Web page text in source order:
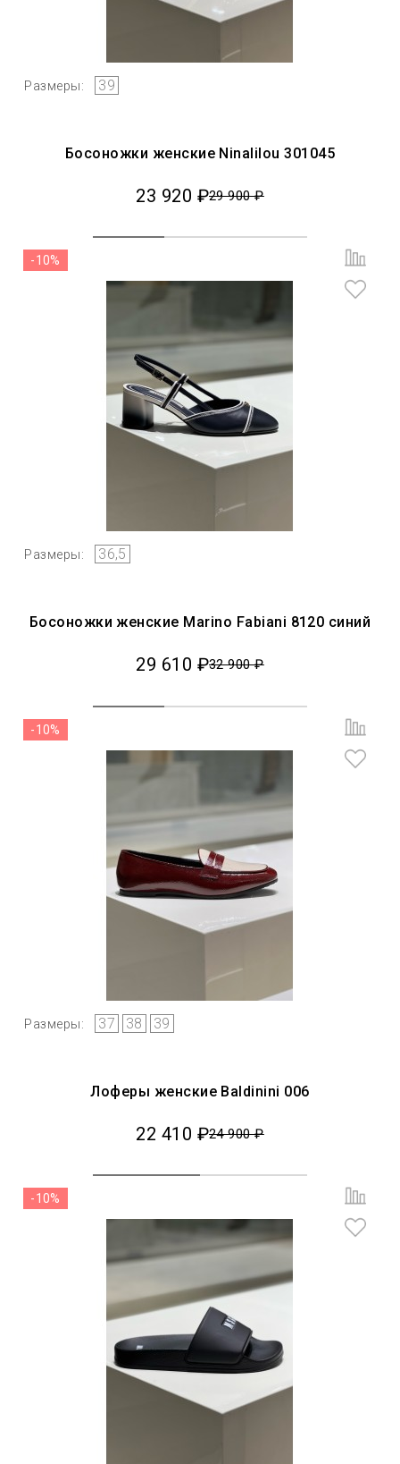
Размеры: 39
Босоножки женские Ninalilou 301045
23 920 ₽29 900 ₽
Размеры: 36,5
-10%
Босоножки женские Marino Fabiani 8120 синий
29 610 ₽32 900 ₽
Размеры: 37 38 39
-10%
Лоферы женские Baldinini 006
22 410 ₽24 900 ₽
-10%